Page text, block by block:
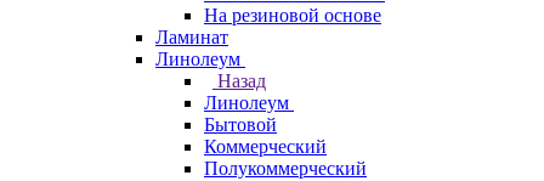
На резиновой основе
Ламинат
Линолеум
Назад
Линолеум
Бытовой
Коммерческий
Полукоммерческий